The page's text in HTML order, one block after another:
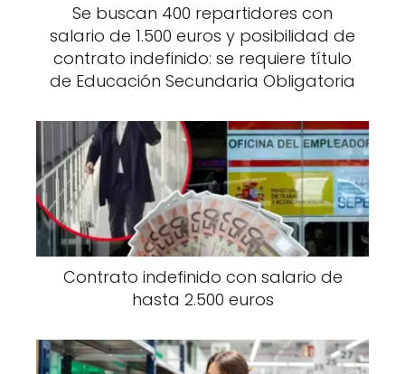
Se buscan 400 repartidores con
salario de 1.500 euros y posibilidad de
contrato indefinido: se requiere título
de Educación Secundaria Obligatoria
Contrato indefinido con salario de
hasta 2.500 euros